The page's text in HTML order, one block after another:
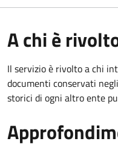
A chi è
Il servizio è rivolto a chi
documenti conservati
storici di ogni altro ente